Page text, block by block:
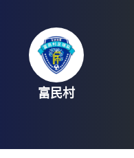
富民村